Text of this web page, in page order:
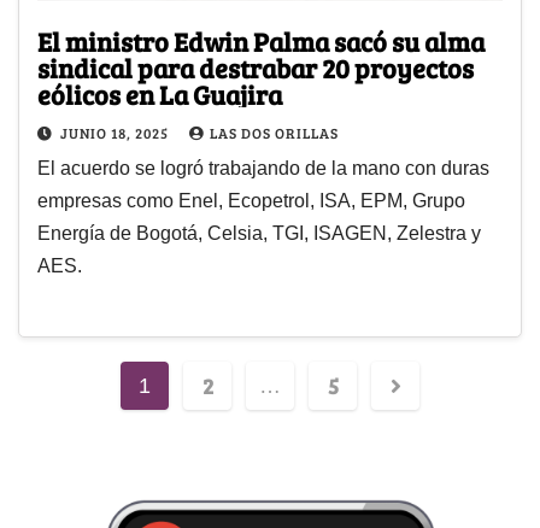
El ministro Edwin Palma sacó su alma
sindical para destrabar 20 proyectos
eólicos en La Guajira
JUNIO 18, 2025 LAS DOS ORILLAS
El acuerdo se logró trabajando de la mano con duras
empresas como Enel, Ecopetrol, ISA, EPM, Grupo
Energía de Bogotá, Celsia, TGI, ISAGEN, Zelestra y
AES.
1 2 … 5